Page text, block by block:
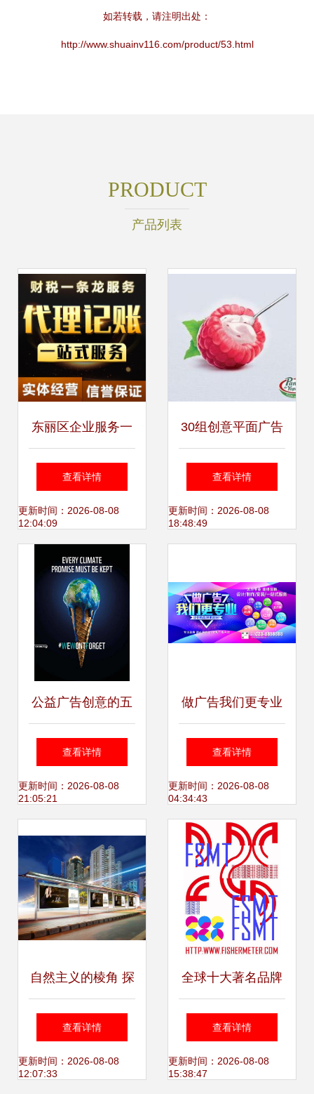
如若转载，请注明出处：
http://www.shuainv116.com/product/53.html
PRODUCT
产品列表
东丽区企业服务一
站式指南 代理记
账、执照代办与财
务咨询全解析
查看详情
更新时间：2026-08-08
12:04:09
30组创意平面广告
幽默深度全都要，
泻药广告却让人想
查看详情
更新时间：2026-08-08
18:48:49
公益广告创意的五
大实用技巧 从设计
到共鸣的全程解析
查看详情
更新时间：2026-08-08
21:05:21
做广告我们更专业
查看详情
更新时间：2026-08-08
04:34:43
自然主义的棱角 探
寻户外广告、平面
设计与宣传品的视
查看详情
更新时间：2026-08-08
12:07:33
全球十大著名品牌
平面广告创意设计
公司排名与代理代
查看详情
更新时间：2026-08-08
15:38:47